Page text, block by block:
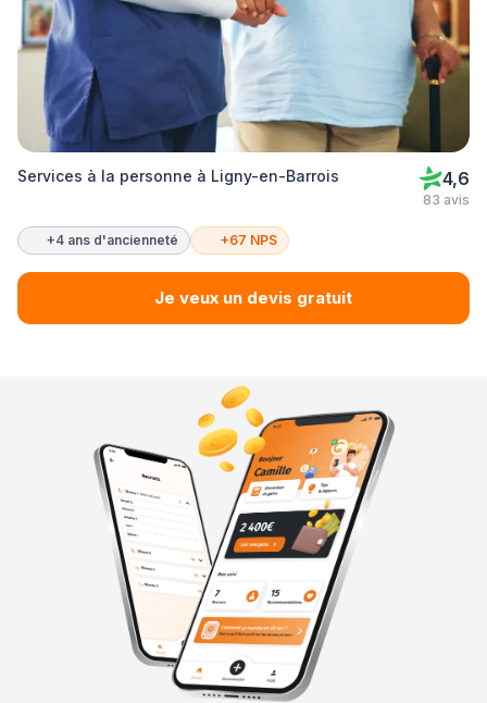
Services à la personne à Ligny-en-Barrois 4,6
83 avis
+4 ans d'ancienneté +67 NPS
Je veux un devis gratuit